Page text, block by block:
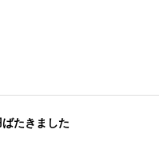
ばたきました